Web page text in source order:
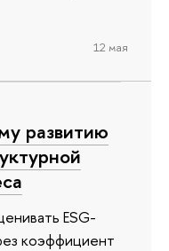
12 мая
развитию
ESG-
коэффициент